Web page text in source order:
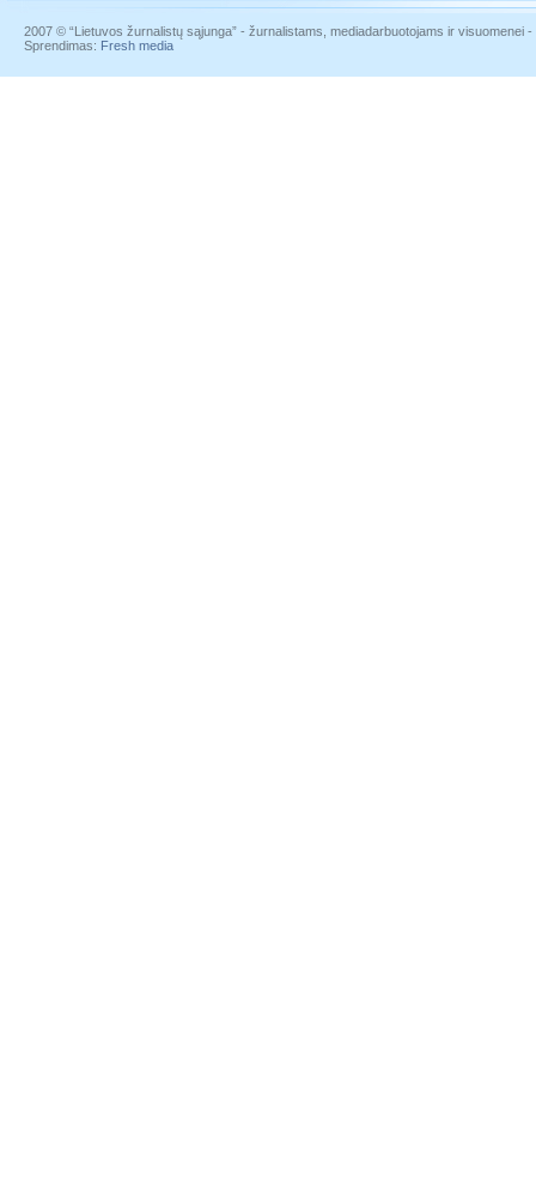
2007 © “Lietuvos žurnalistų sąjunga” - žurnalistams, mediadarbuotojams ir visuomenei
Sprendimas: Fresh media